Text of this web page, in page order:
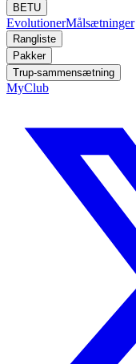
BETU
EvolutionerMålsætninger
Rangliste
Pakker
Trup-sammensætning
MyClub